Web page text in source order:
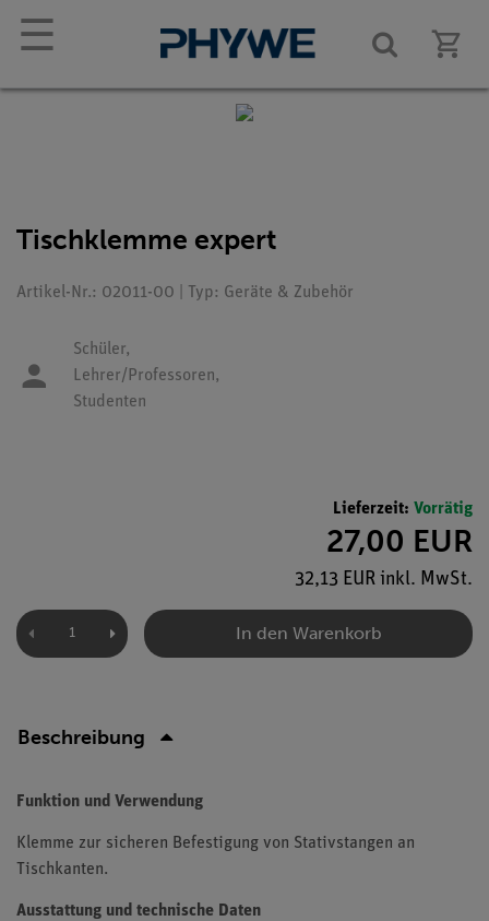
☰
Tischklemme expert
Artikel-Nr.: 02011-00 | Typ: Geräte & Zubehör
Schüler,
Lehrer/Professoren,
Studenten
Lieferzeit: Vorrätig
27,00 EUR
32,13 EUR inkl. MwSt.
In den Warenkorb
Beschreibung
Funktion und Verwendung
Klemme zur sicheren Befestigung von Stativstangen an
Tischkanten.
Ausstattung und technische Daten